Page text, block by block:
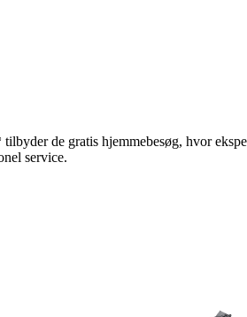
de gratis hjemmebesøg, hvor
service.